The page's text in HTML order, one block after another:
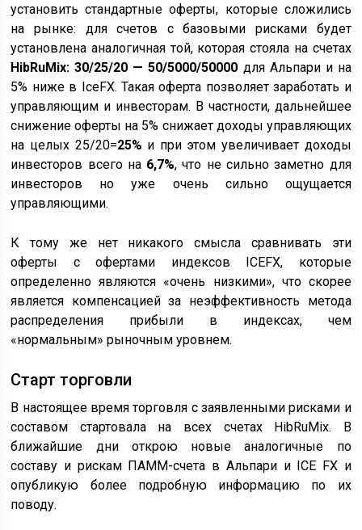
установить стандартные оферты, которые сложились
на рынке: для счетов с базовыми рисками будет
установлена аналогичная той, которая стояла на счетах
HibRuMix: 30/25/20 — 50/5000/50000 для Альпари и на
5% ниже в IceFX. Такая оферта позволяет заработать и
управляющим и инвесторам. В частности, дальнейшее
снижение оферты на 5% снижает доходы управляющих
на целых 25/20=25% и при этом увеличивает доходы
инвесторов всего на 6,7%, что не сильно заметно для
инвесторов но уже очень сильно ощущается
управляющими.
К тому же нет никакого смысла сравнивать эти
оферты с офертами индексов ICEFX, которые
определенно являются «очень низкими», что скорее
является компенсацией за неэффективность метода
распределения прибыли в индексах, чем
«нормальным» рыночным уровнем.
Старт торговли
В настоящее время торговля с заявленными рисками и
составом стартовала на всех счетах HibRuMix. В
ближайшие дни открою новые аналогичные по
составу и рискам ПАММ-счета в Альпари и ICE FX и
опубликую более подробную информацию по их
поводу.